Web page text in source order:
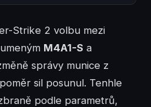
Strike 2 volbu mezi
M4A1-S a
správy munice z
sil posunul. Tenhle
podle parametrů,